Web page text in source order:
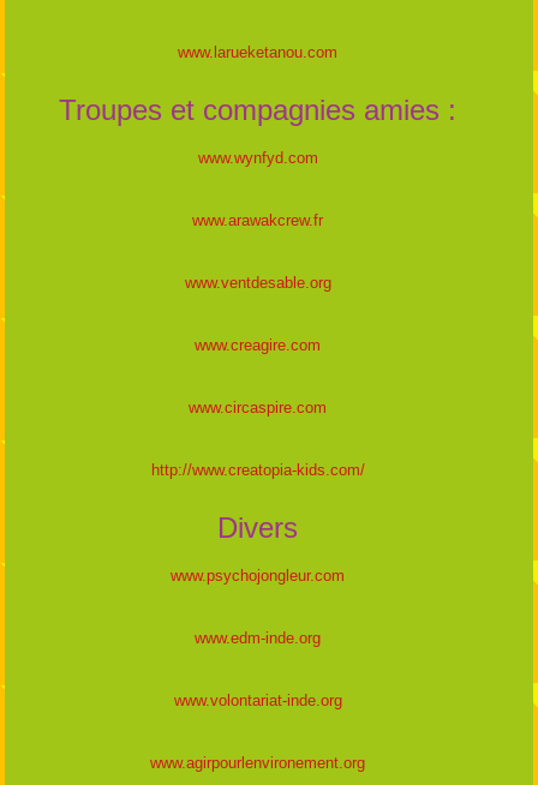
www.larueketanou.com
Troupes et compagnies amies :
www.wynfyd.com
www.arawakcrew.fr
www.ventdesable.org
www.creagire.com
www.circaspire.com
http://www.creatopia-kids.com/
Divers
www.psychojongleur.com
www.edm-inde.org
www.volontariat-inde.org
www.agirpourlenvironement.org